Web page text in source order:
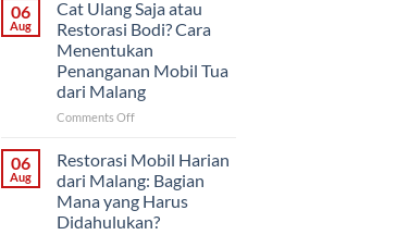
atau
Sekaligus?
Strategi
Proyek
Mobil
Klasik
di
Solo
06
Aug
Cat Ulang Saja atau
Restorasi Bodi? Cara
Menentukan
Penanganan Mobil Tua
dari Malang
Comments Offon
Ulang
Saja
atau
Restorasi
Bodi?
06
Aug
Restorasi Mobil Harian
dari Malang: Bagian
Mana yang Harus
Didahulukan?